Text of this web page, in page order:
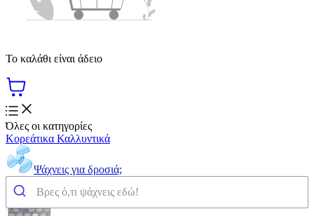
Το καλάθι είναι άδειο
Όλες οι κατηγορίες
Κορεάτικα Καλλυντικά
Ψάχνεις για δροσιά;